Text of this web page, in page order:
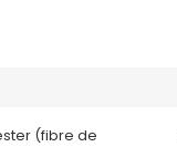
(fibre de